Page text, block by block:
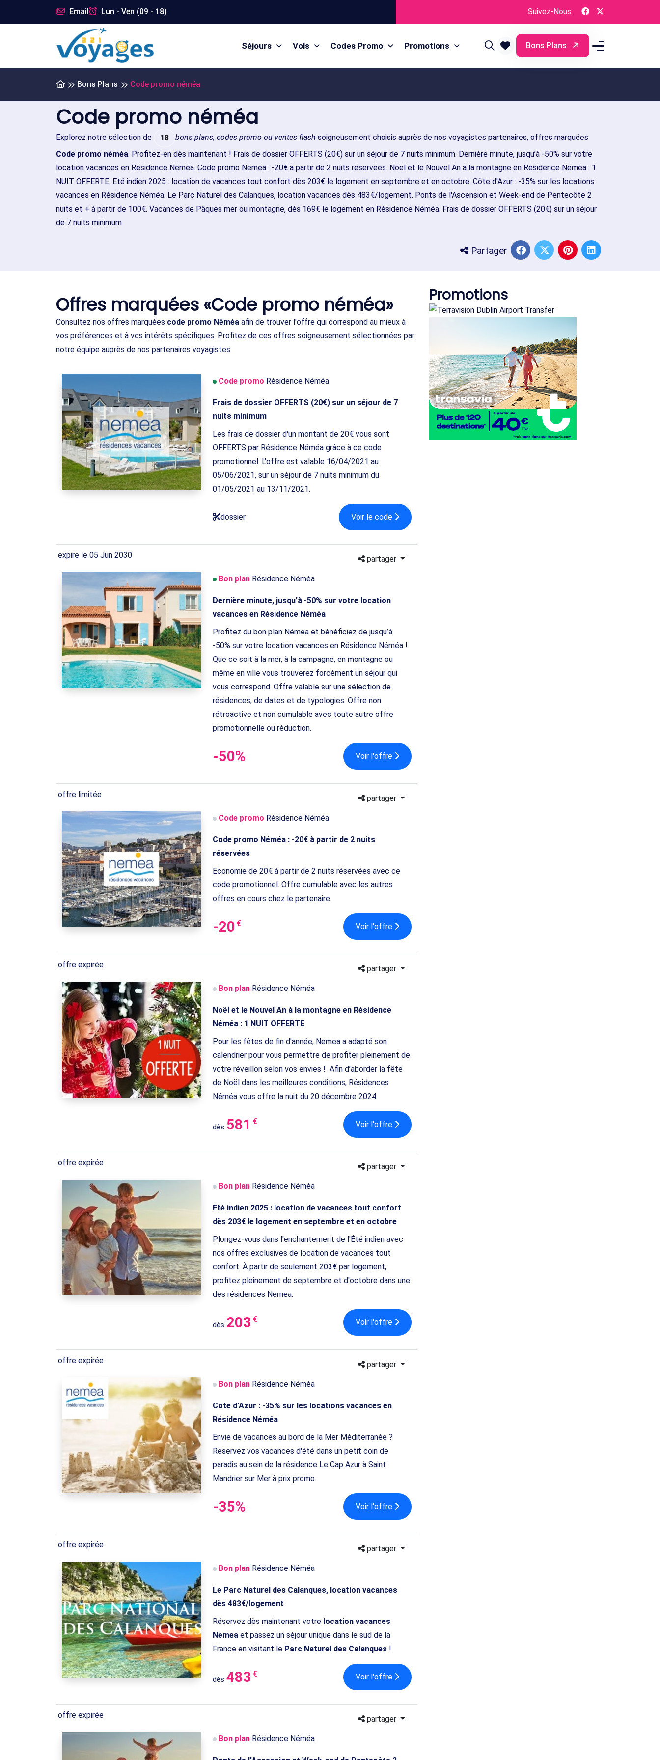
Email Lun - Ven (09 - 18) Suivez-Nous:
Séjours Vols Codes Promo Promotions Bons Plans
Bons Plans Code promo néméa
Code promo néméa
Explorez notre sélection de 18 bons plans, codes promo ou ventes flash soigneusement choisis auprès de nos voyagistes partenaires, offres marquées
Code promo néméa. Profitez-en dès maintenant ! Frais de dossier OFFERTS (20€) sur un séjour de 7 nuits minimum. Dernière minute, jusqu’à -50% sur votre
location vacances en Résidence Néméa. Code promo Néméa : -20€ à partir de 2 nuits réservées. Noël et le Nouvel An à la montagne en Résidence Néméa : 1
NUIT OFFERTE. Eté indien 2025 : location de vacances tout confort dès 203€ le logement en septembre et en octobre. Côte d'Azur : -35% sur les locations
vacances en Résidence Néméa. Le Parc Naturel des Calanques, location vacances dès 483€/logement. Ponts de l'Ascension et Week-end de Pentecôte 2
nuits et + à partir de 100€. Vacances de Pâques mer ou montagne, dès 169€ le logement en Résidence Néméa. Frais de dossier OFFERTS (20€) sur un séjour
de 7 nuits minimum
Partager
Offres marquées «Code promo néméa»
Consultez nos offres marquées code promo Néméa afin de trouver l'offre qui correspond au mieux à
vos préférences et à vos intérêts spécifiques. Profitez de ces offres soigneusement sélectionnées par
notre équipe auprès de nos partenaires voyagistes.
Code promo Résidence Néméa
Frais de dossier OFFERTS (20€) sur un séjour de 7
nuits minimum
Les frais de dossier d'un montant de 20€ vous sont
OFFERTS par Résidence Néméa grâce à ce code
promotionnel. L'offre est valable 16/04/2021 au
05/06/2021, sur un séjour de 7 nuits minimum du
01/05/2021 au 13/11/2021.
dossier Voir le code
expire le 05 Jun 2030 partager
Bon planRésidence Néméa
Dernière minute, jusqu’à -50% sur votre location
vacances en Résidence Néméa
Profitez du bon plan Néméa et bénéficiez de jusqu’à
-50% sur votre location vacances en Résidence Néméa !
Que ce soit à la mer, à la campagne, en montagne ou
même en ville vous trouverez forcément un séjour qui
vous correspond. Offre valable sur une sélection de
résidences, de dates et de typologies. Offre non
rétroactive et non cumulable avec toute autre offre
promotionnelle ou réduction.
-50% Voir l'offre
offre limitée partager
Code promo Résidence Néméa
Code promo Néméa : -20€ à partir de 2 nuits
réservées
Economie de 20€ à partir de 2 nuits réservées avec ce
code promotionnel. Offre cumulable avec les autres
offres en cours chez le partenaire.
-20 € Voir l'offre
offre expirée partager
Bon planRésidence Néméa
Noël et le Nouvel An à la montagne en Résidence
Néméa : 1 NUIT OFFERTE
Pour les fêtes de fin d'année, Nemea a adapté son
calendrier pour vous permettre de profiter pleinement de
votre réveillon selon vos envies ! Afin d’aborder la fête
de Noël dans les meilleures conditions, Résidences
Néméa vous offre la nuit du 20 décembre 2024.
dès 581 € Voir l'offre
offre expirée partager
Bon planRésidence Néméa
Eté indien 2025 : location de vacances tout confort
dès 203€ le logement en septembre et en octobre
Plongez-vous dans l'enchantement de l'Été indien avec
nos offres exclusives de location de vacances tout
confort. À partir de seulement 203€ par logement,
profitez pleinement de septembre et d'octobre dans une
des résidences Nemea.
dès 203 € Voir l'offre
offre expirée partager
Bon planRésidence Néméa
Côte d'Azur : -35% sur les locations vacances en
Résidence Néméa
Envie de vacances au bord de la Mer Méditerranée ?
Réservez vos vacances d'été dans un petit coin de
paradis au sein de la résidence Le Cap Azur à Saint
Mandrier sur Mer à prix promo.
-35% Voir l'offre
offre expirée partager
Bon planRésidence Néméa
Le Parc Naturel des Calanques, location vacances
dès 483€/logement
Réservez dès maintenant votre location vacances
Nemeaet passez un séjour unique dans le sud de la
France en visitant le Parc Naturel des Calanques!
dès 483 € Voir l'offre
offre expirée partager
Bon planRésidence Néméa
Promotions